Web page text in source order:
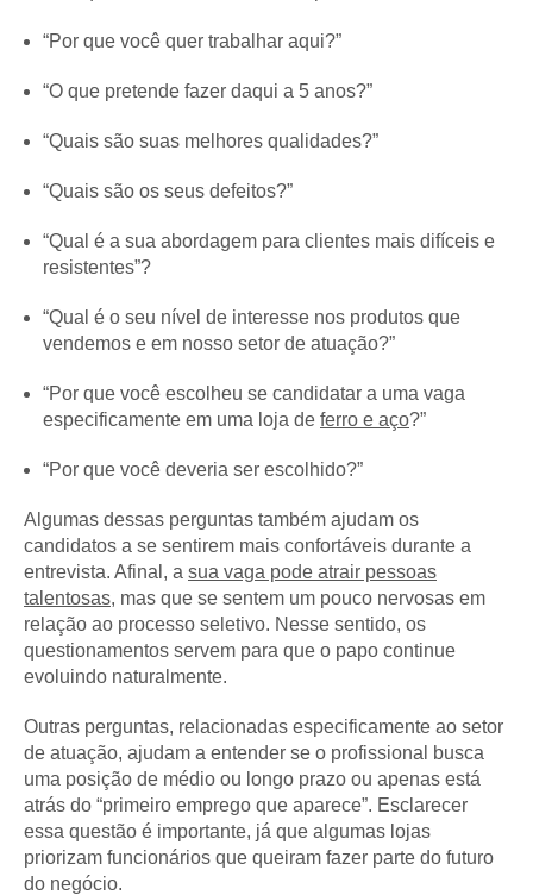
“Por que você quer trabalhar aqui?”
“O que pretende fazer daqui a 5 anos?”
“Quais são suas melhores qualidades?”
“Quais são os seus defeitos?”
“Qual é a sua abordagem para clientes mais difíceis e
resistentes”?
“Qual é o seu nível de interesse nos produtos que
vendemos e em nosso setor de atuação?”
“Por que você escolheu se candidatar a uma vaga
especificamente em uma loja de ferro e aço?”
“Por que você deveria ser escolhido?”
Algumas dessas perguntas também ajudam os
candidatos a se sentirem mais confortáveis durante a
entrevista. Afinal, a sua vaga pode atrair pessoas
talentosas, mas que se sentem um pouco nervosas em
relação ao processo seletivo. Nesse sentido, os
questionamentos servem para que o papo continue
evoluindo naturalmente.
Outras perguntas, relacionadas especificamente ao setor
de atuação, ajudam a entender se o profissional busca
uma posição de médio ou longo prazo ou apenas está
atrás do “primeiro emprego que aparece”. Esclarecer
essa questão é importante, já que algumas lojas
priorizam funcionários que queiram fazer parte do futuro
do negócio.